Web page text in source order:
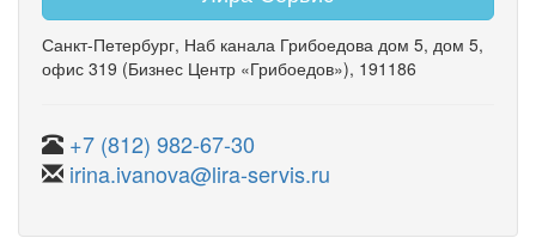
Санкт-Петербург, Наб канала Грибоедова дом 5, дом 5,
офис 319 (Бизнес Центр «Грибоедов»), 191186
+7 (812) 982-67-30
irina.ivanova@lira-servis.ru